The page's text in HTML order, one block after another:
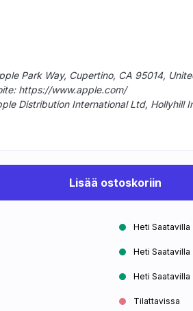
Park Way, Cupertino, CA 95014,
https://www.apple.com/
Distribution International Ltd, Hollyhill
Lisää ostoskoriin
Heti Saatavilla
Heti Saatavilla
Heti Saatavilla
Tilattavissa